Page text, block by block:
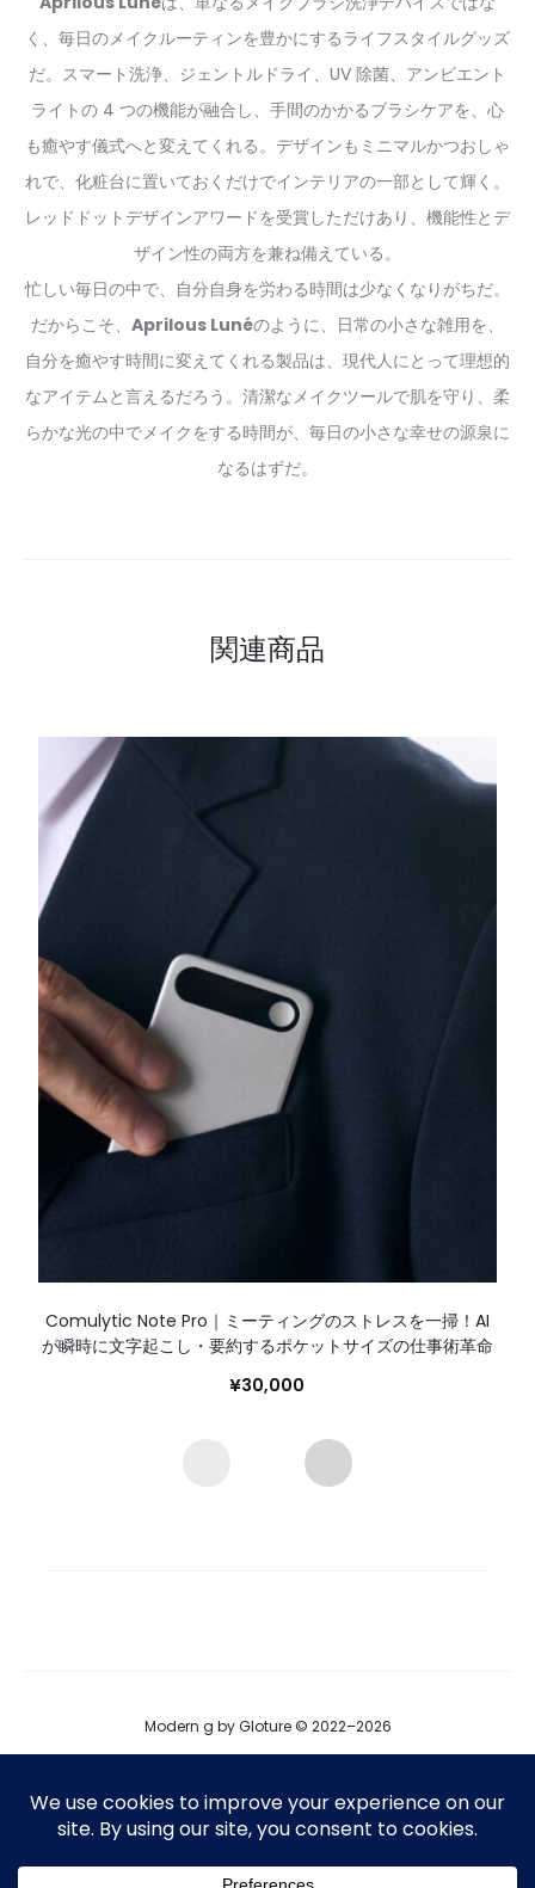
く、毎日のメイクルーティンを豊かにするライフスタイルグッズ
だ。スマート洗浄、ジェントルドライ、UV 除菌、アンビエント
ライトの 4 つの機能が融合し、手間のかかるブラシケアを、心
も癒やす儀式へと変えてくれる。デザインもミニマルかつおしゃ
れで、化粧台に置いておくだけでインテリアの一部として輝く。
レッドドットデザインアワードを受賞しただけあり、機能性とデ
ザイン性の両方を兼ね備えている。
忙しい毎日の中で、自分自身を労わる時間は少なくなりがちだ。
だからこそ、 Aprilous Lunéのように、日常の小さな雑用を、
自分を癒やす時間に変えてくれる製品は、現代人にとって理想的
なアイテムと言えるだろう。清潔なメイクツールで肌を守り、柔
らかな光の中でメイクをする時間が、毎日の小さな幸せの源泉に
なるはずだ。
関連商品
Comulytic Note Pro｜ミーティングのストレスを一掃！AI
が瞬時に文字起こし・要約するポケットサイズの仕事術革命
¥30,000
Modern g by Gloture © 2022–2026
運営会社